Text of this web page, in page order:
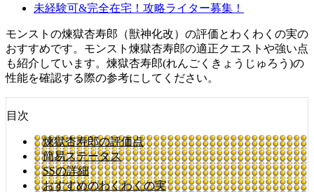
未経験可&完全在宅！攻略ライター募集！
モンストの煉獄杏寿郎（獣神化改）の評価とわくわくの実の
おすすめです。モンスト煉獄杏寿郎の適正クエストや強い点
も紹介しています。煉獄杏寿郎(れんごくきょうじゅろう)の
性能を確認する際の参考にしてください。
目次
煉獄杏寿郎の評価点
簡易ステータス
SSの詳細
おすすめのわくわくの実